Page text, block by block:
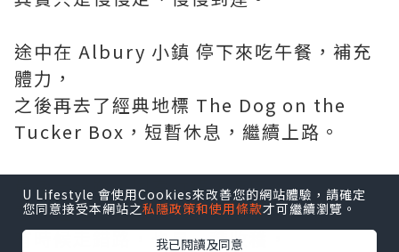
途中在 Albury 小鎮 停下來吃午餐，補充
體力，
之後再去了經典地標 The Dog on the
Tucker Box，短暫休息，繼續上路。
最後一段路，因為行錯了方向，
意外經過了風景很美的 Lake George。
有時候走錯路，也是一種收穫，
U Lifestyle 會使用Cookies來改善您的網站體驗，請確定
您同意接受本網站之私隱政策和使用條款才可繼續瀏覽。
我已閱讀及同意